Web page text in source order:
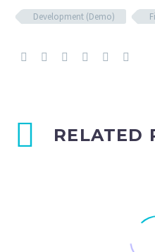
Development (Demo)
RELATED